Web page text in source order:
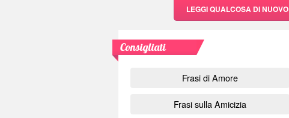
LEGGI QUALCOSA DI NUOVO
Consigliati
Frasi di Amore
Frasi sulla Amicizia